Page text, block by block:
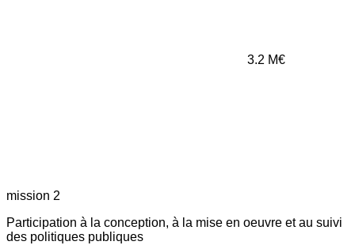
3.2 M€
mission 2
Participation à la conception, à la mise en oeuvre et au suivi
des politiques publiques